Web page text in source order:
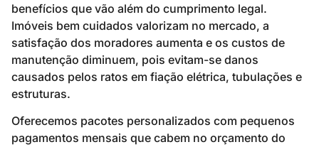
benefícios que vão além do cumprimento legal.
Imóveis bem cuidados valorizam no mercado, a
satisfação dos moradores aumenta e os custos de
manutenção diminuem, pois evitam-se danos
causados pelos ratos em fiação elétrica, tubulações e
estruturas.
Oferecemos pacotes personalizados com pequenos
pagamentos mensais que cabem no orçamento do